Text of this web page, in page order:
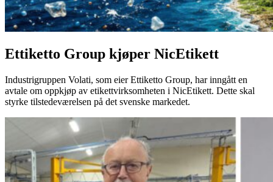
Ettiketto Group kjøper NicEtikett
Industrigruppen Volati, som eier Ettiketto Group, har inngått en
avtale om oppkjøp av etikettvirksomheten i NicEtikett. Dette skal
styrke tilstedeværelsen på det svenske markedet.